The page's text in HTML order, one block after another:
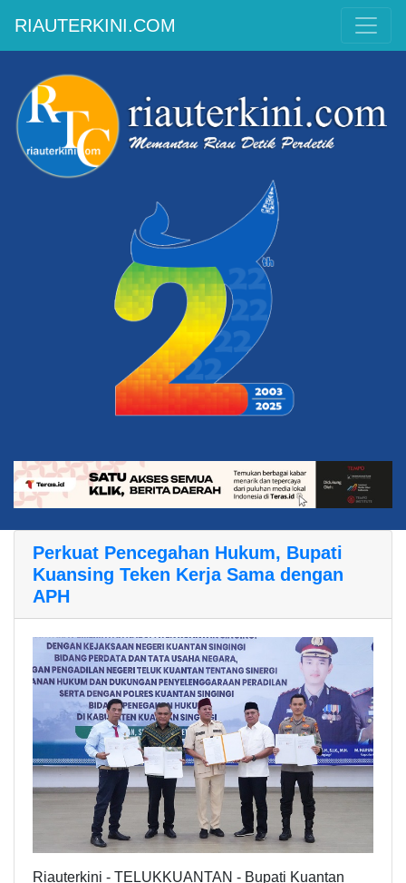
RIAUTERKINI.COM
Perkuat Pencegahan Hukum, Bupati
Kuansing Teken Kerja Sama dengan
APH
Riauterkini - TELUKKUANTAN - Bupati Kuantan